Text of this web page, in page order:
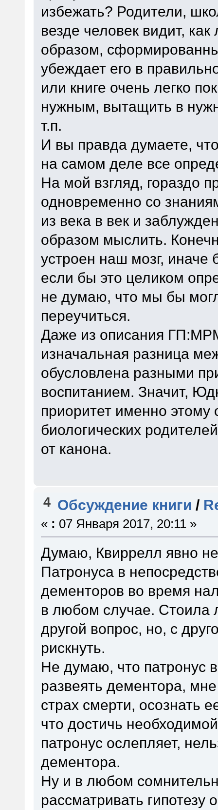
избежать? Родители,
везде человек видит,
образом,
убеждает его в
или книге очень легко
нужным, вытащить в
т.п.
И вы правда думаете,
на самом деле все
На мой взгляд, гораздо
одновременно со
из века в век и
образом мыслить.
устроен наш мозг, иначе
если бы это целиком
не думаю, что мы бы
переучиться.
Даже из описания
изначальная разница
обусловлена разными
воспитанием. Значит,
приоритет именно этому
биологических
от канона.
4 Обсуждение книги /
« : 07 Января 2017, 20:11 »
Думаю, Квиррелл явно не
Патронуса в
дементоров во время
в любом случае. Стоила
другой вопрос, но, с
рискнуть.
Не думаю, что патронус
развеять дементора,
страх смерти, осознать
что достичь
патронус ослепляет,
дементора.
Ну и в любом
рассматривать гипотезу